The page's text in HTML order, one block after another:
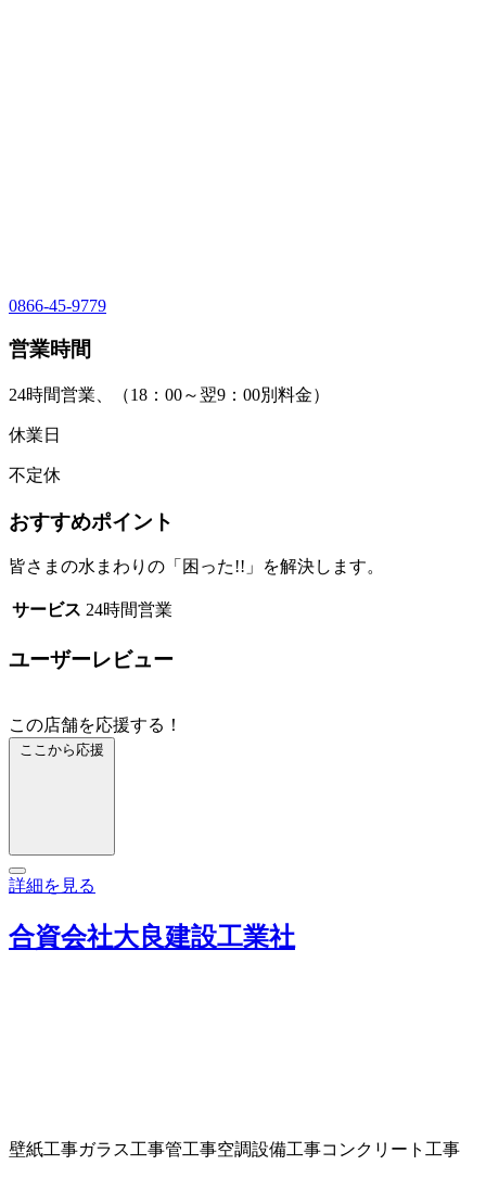
0866-45-9779
営業時間
24時間営業、（18：00～翌9：00別料金）
休業日
不定休
おすすめポイント
皆さまの水まわりの「困った!!」を解決します。
サービス 24時間営業
ユーザーレビュー
この店舗を応援する！
ここから応援
詳細を見る
合資会社大良建設工業社
壁紙工事ガラス工事管工事空調設備工事コンクリート工事